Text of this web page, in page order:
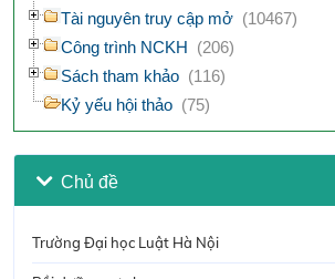
Tài nguyên truy cập mở (10467)
Công trình NCKH (206)
Sách tham khảo (116)
Kỷ yếu hội thảo (75)
Chủ đề
Trường Đại học Luật Hà Nội